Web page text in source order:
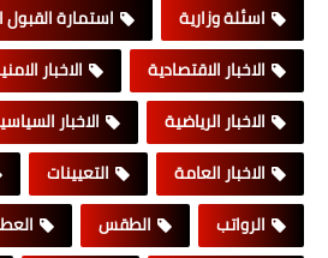
اسئلة وزارية
استمارة
الاخبار الاقتصادية
الاخبار
الاخبار الرياضية
الاخبار
الاخبار العامة
التعيينات
الرواتب
الطقس